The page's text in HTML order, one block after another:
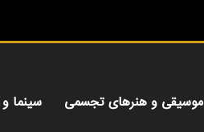
موسیقی و هنرهای تجسمی سینما و